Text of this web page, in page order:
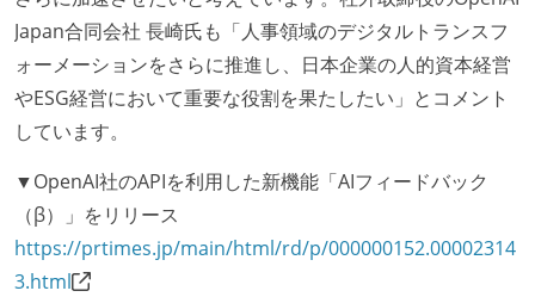
Japan合同会社 長崎氏も「人事領域のデジタルトランスフ
ォーメーションをさらに推進し、日本企業の人的資本経営
やESG経営において重要な役割を果たしたい」とコメント
しています。
▼OpenAI社のAPIを利用した新機能「AIフィードバック
（β）」をリリース
https://prtimes.jp/main/html/rd/p/000000152.00002314
3.html